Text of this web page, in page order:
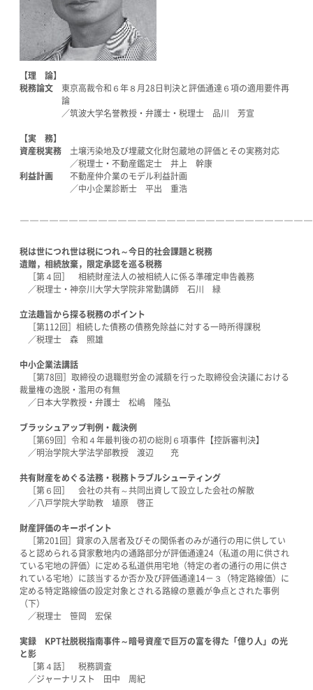
【理 論】
税務論文 東京高裁令和６年８月28日判決と評価通達６項の適用要件再
論
／筑波大学名誉教授・弁護士・税理士 品川 芳宣
【実 務】
資産税実務 土壌汚染地及び埋蔵文化財包蔵地の評価とその実務対応
／税理士・不動産鑑定士 井上 幹康
利益計画 不動産仲介業のモデル利益計画
／中小企業診断士 平出 重浩
税は世につれ世は税につれ～今日的社会課題と税務
遺贈，相続放棄，限定承認を巡る税務
［第４回］ 相続財産法人の被相続人に係る準確定申告義務
／税理士・神奈川大学大学院非常勤講師 石川 緑
立法趣旨から探る税務のポイント
［第112回］相続した債務の債務免除益に対する一時所得課税
／税理士 森 照雄
中小企業法講話
［第78回］取締役の退職慰労金の減額を行った取締役会決議における
裁量権の逸脱・濫用の有無
／日本大学教授・弁護士 松嶋 隆弘
ブラッシュアップ判例・裁決例
［第69回］令和４年最判後の初の総則６項事件【控訴審判決】
／明治学院大学法学部教授 渡辺 充
共有財産をめぐる法務・税務トラブルシューティング
［第６回］ 会社の共有～共同出資して設立した会社の解散
／八戸学院大学助教 埴原 啓正
財産評価のキーポイント
［第201回］貸家の入居者及びその関係者のみが通行の用に供してい
ると認められる貸家敷地内の通路部分が評価通達24（私道の用に供され
ている宅地の評価）に定める私道供用宅地（特定の者の通行の用に供さ
れている宅地）に該当するか否か及び評価通達14－３（特定路線価）に
定める特定路線価の設定対象とされる路線の意義が争点とされた事例
（下）
／税理士 笹岡 宏保
実録 KPT社脱税指南事件～暗号資産で巨万の富を得た「億り人」の光
と影
［第４話］ 税務調査
／ジャーナリスト 田中 周紀